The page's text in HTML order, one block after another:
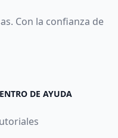
Con la confianza de
DE AYUDA